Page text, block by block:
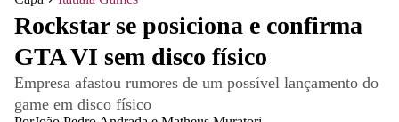
Rockstar se posiciona e confirma
GTA VI sem disco físico
Empresa afastou rumores de um possível lançamento do
game em disco físico